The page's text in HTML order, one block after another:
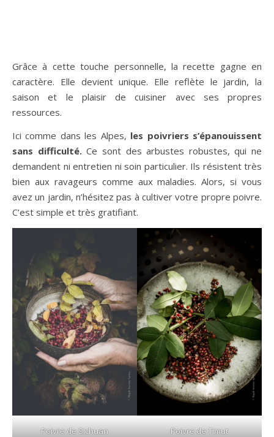
Grâce à cette touche personnelle, la recette gagne en
caractère. Elle devient unique. Elle reflète le jardin, la
saison et le plaisir de cuisiner avec ses propres
ressources.
Ici comme dans les Alpes, les poivriers s’épanouissent
sans difficulté.Ce sont des arbustes robustes, qui ne
demandent ni entretien ni soin particulier. Ils résistent très
bien aux ravageurs comme aux maladies. Alors, si vous
avez un jardin, n’hésitez pas à cultiver votre propre poivre.
C’est simple et très gratifiant.
Poivre de Sichuan Poivre de Timut